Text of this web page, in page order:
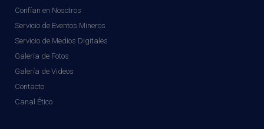
Confían en Nosotros
Servicio de Eventos Mineros
Servicio de Medios Digitales
Galería de Fotos
Galería de Videos
Contacto
Canal Ético